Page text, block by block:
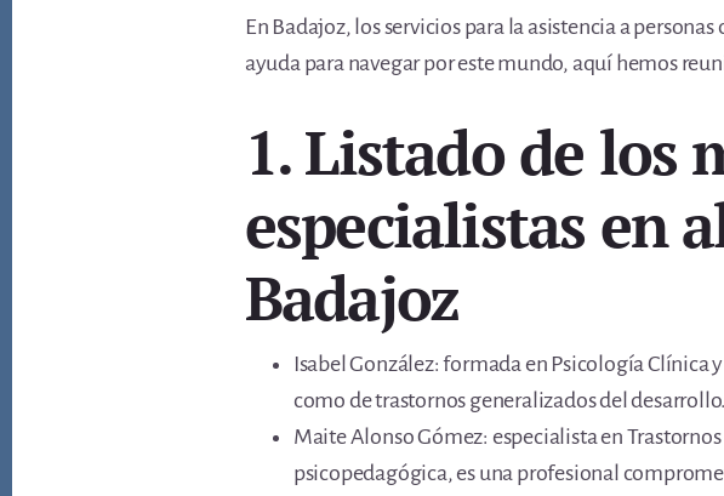
En Badajoz, los servicios para la asistencia a
ayuda para navegar por este mundo, aquí hemos
1. Listado de los
especialistas en
Badajoz
Isabel González: formada en Psicología Clínica
como de trastornos generalizados del
Maite Alonso Gómez: especialista en
psicopedagógica, es una profesional